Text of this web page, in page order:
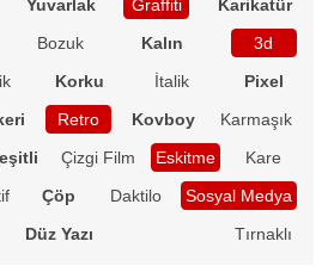
Yuvarlak Graffiti
Karikatür
Bozuk Kalın
3d
Korku İtalik
Pixel
Retro Kovboy
Karmaşık
Çizgi Film Eskitme
Kare
Çöp Daktilo
Sosyal Medya
Düz Yazı Tırnaklı